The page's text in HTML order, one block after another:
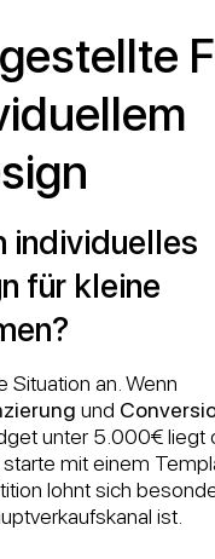
individuelles
für kleine
Situation an. Wenn
und
unter 5.000€ liegt
mit einem
lohnt sich
ist.